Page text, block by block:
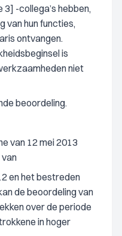
-collega’s hebben,
van hun functies,
ontvangen.
is
niet
beoordeling.
van 12 mei 2013
en het bestreden
de beoordeling van
over de periode
in hoger